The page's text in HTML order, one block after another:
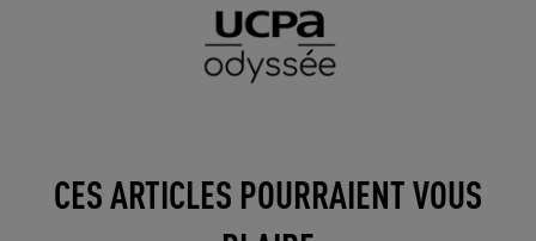
CES ARTICLES POURRAIENT VOUS